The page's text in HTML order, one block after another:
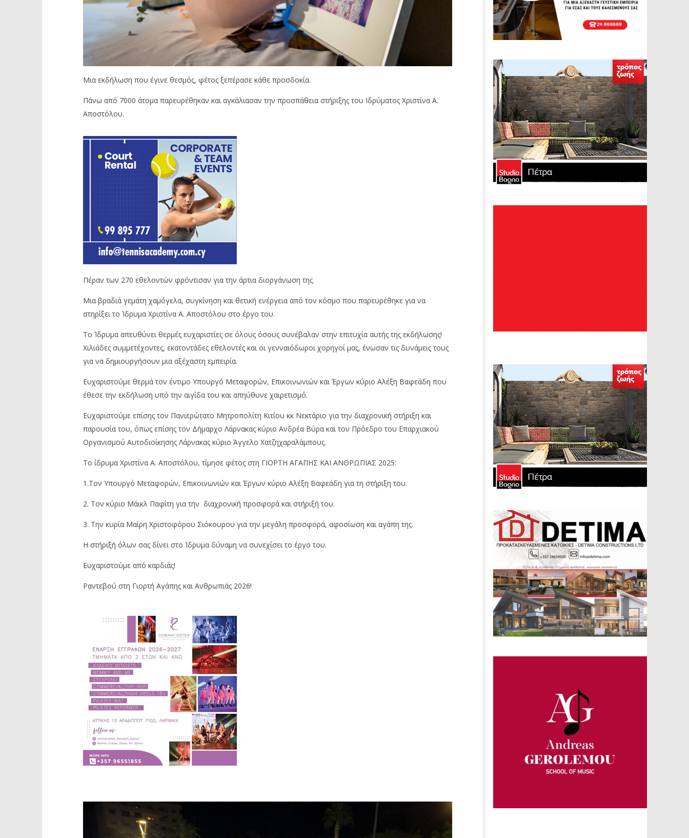
Μια εκδήλωση που έγινε θεσμός, φέτος ξεπέρασε κάθε προσδοκία.
Πάνω από 7000 άτομα παρευρέθηκαν και αγκάλιασαν την προσπάθεια στήριξης του Ιδρύματος Χριστίνα Α.
Αποστόλου.
Πέραν των 270 εθελοντών φρόντισαν για την άρτια διοργάνωση της.
Μια βραδιά γεμάτη χαμόγελα, συγκίνηση και θετική ενέργεια από τον κόσμο που παρευρέθηκε για να
στηρίξει το Ίδρυμα Χριστίνα Α. Αποστόλου στο έργο του.
Το Ίδρυμα απευθύνει θερμές ευχαριστίες σε όλους όσους συνέβαλαν στην επιτυχία αυτής της εκδήλωσης!
Χιλιάδες συμμετέχοντες, εκατοντάδες εθελοντές και οι γενναιόδωροι χορηγοί μας, ένωσαν τις δυνάμεις τους
για να δημιουργήσουν μια αξέχαστη εμπειρία.
Ευχαριστούμε θερμά τον έντιμο Υπουργό Μεταφορών, Επικοινωνιών και Έργων κύριο Αλέξη Βαφεάδη που
έθεσε την εκδήλωση υπό την αιγίδα του και απηύθυνε χαιρετισμό.
Ευχαριστούμε επίσης τον Πανιερώτατο Μητροπολίτη Κιτίου κκ Νεκτάριο για την διαχρονική στήριξη και
παρουσία του, όπως επίσης τον Δήμαρχο Λάρνακας κύριο Ανδρέα Βύρα και τον Πρόεδρο του Επαρχιακού
Οργανισμού Αυτοδιοίκησης Λάρνακας κύριο Άγγελο Χατζηχαραλάμπους.
Το ίδρυμα Χριστίνα Α. Αποστόλου, τίμησε φέτος στη ΓΙΟΡΤΗ ΑΓΑΠΗΣ ΚΑΙ ΑΝΘΡΩΠΙΑΣ 2025:
1.Τον Υπουργό Μεταφορών, Επικοινωνιών και Έργων κύριο Αλέξη Βαφεάδη για τη στήριξη του.
2. Τον κύριο Μάικλ Παφίτη για την διαχρονική προσφορά και στήριξή του.
3. Την κυρία Μαίρη Χριστοφόρου Σιόκουρου για την μεγάλη προσφορά, αφοσίωση και αγάπη της.
Η στήριξή όλων σας δίνει στο Ίδρυμα δύναμη να συνεχίσει το έργο του.
Ευχαριστούμε από καρδιάς!
Ραντεβού στη Γιορτή Αγάπης και Ανθρωπιάς 2026!